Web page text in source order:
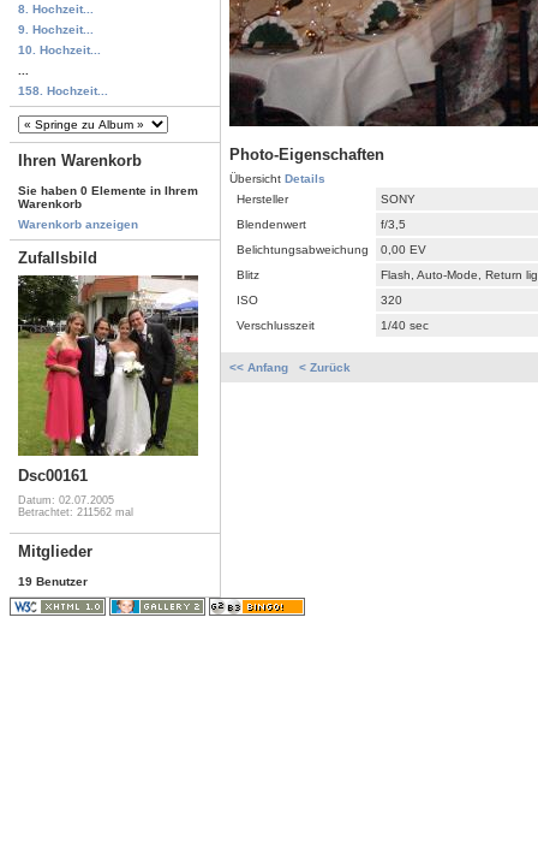
8. Hochzeit...
9. Hochzeit...
10. Hochzeit...
158. Hochzeit...
Ihren Warenkorb
Sie haben 0 Elemente in Ihrem
Warenkorb
Warenkorb anzeigen
Zufallsbild
Dsc00161
Datum: 02.07.2005
Betrachtet: 211562 mal
Mitglieder
19 Benutzer
Photo-Eigenschaften
Übersicht Details
Hersteller
SONY
Blendenwert
f/3,5
Belichtungsabweichung
0,00 EV
Blitz
Flash, Auto-Mode, Return
ISO
320
Verschlusszeit
1/40 sec
<< Anfang < Zurück